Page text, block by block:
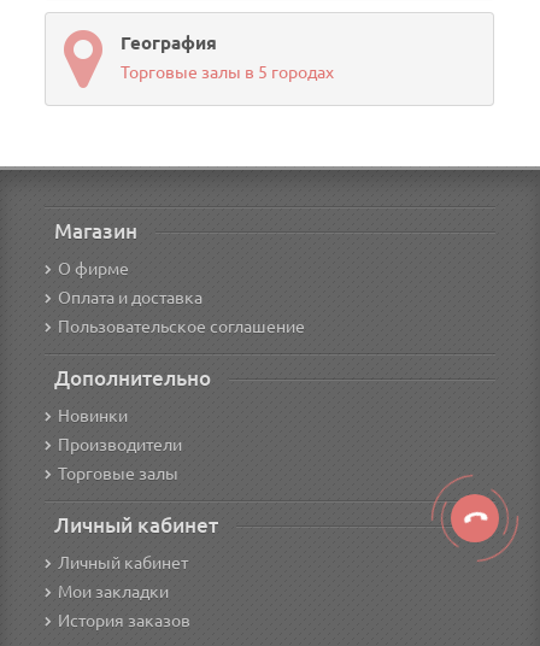
География
Торговые залы в 5 городах
Магазин
О фирме
Оплата и доставка
Пользовательское соглашение
Дополнительно
Новинки
Производители
Торговые залы
Личный кабинет
Личный кабинет
Мои закладки
История заказов